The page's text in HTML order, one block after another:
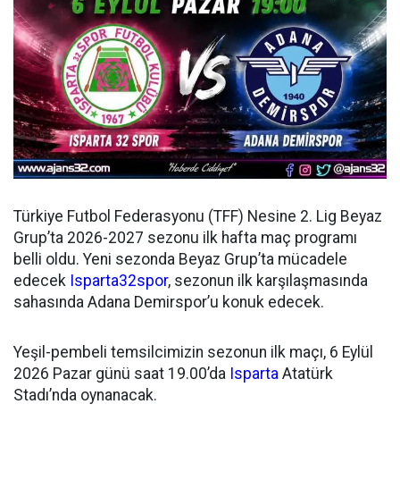
Türkiye Futbol Federasyonu (TFF) Nesine 2. Lig Beyaz
Grup’ta 2026-2027 sezonu ilk hafta maç programı
belli oldu. Yeni sezonda Beyaz Grup’ta mücadele
edecek Isparta32spor, sezonun ilk karşılaşmasında
sahasında Adana Demirspor’u konuk edecek.
Yeşil-pembeli temsilcimizin sezonun ilk maçı, 6 Eylül
2026 Pazar günü saat 19.00’da Isparta Atatürk
Stadı’nda oynanacak.